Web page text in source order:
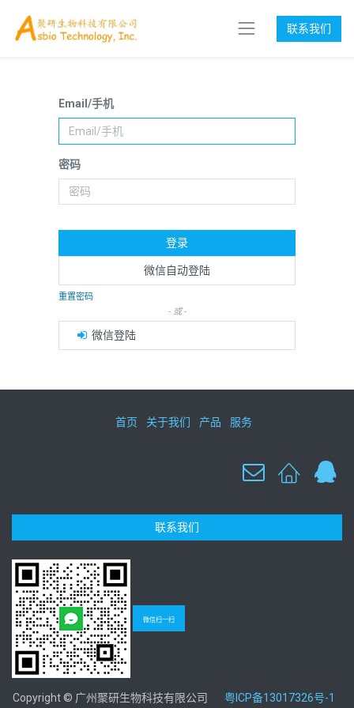
联系我们
Email/手机
密码
登录
微信自动登陆
重置密码
- 或 -
微信登陆
首页 关于我们 产品 服务
联系我们
微信扫一扫
Copyright © 广州聚研生物科技有限公司 粤ICP备13017326号-1